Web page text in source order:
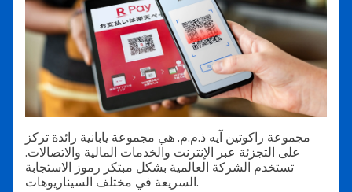
مجموعة راكوتين آيه ذ.م.م. هي مجموعة يابانية رائدة تركز
على التجزئة عبر الإنترنت والخدمات المالية والاتصالات.
تستخدم الشركة العالمية بشكل مبتكر رموز الاستجابة
السريعة في مختلف السيناريوهات.